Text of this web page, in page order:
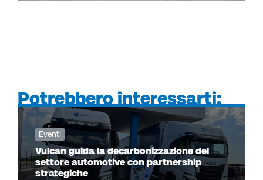
Potrebbero interessarti:
Eventi
Vulcan guida la decarbonizzazione del
settore automotive con partnership
strategiche